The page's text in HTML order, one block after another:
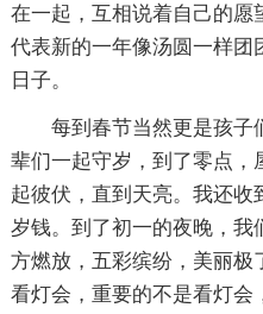
在一起，互相说着自己的愿
代表新的一年像汤圆一样团
日子。
每到春节当然更是孩子
辈们一起守岁，到了零点，
起彼伏，直到天亮。我还收
岁钱。到了初一的夜晚，我
方燃放，五彩缤纷，美丽极
看灯会，重要的不是看灯会